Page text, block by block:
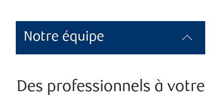
Notre équipe
Des professionnels à votre